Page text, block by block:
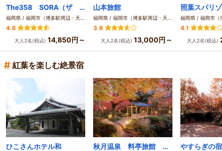
The358 SORA（ザ サンゴハチ ソラ）
福岡県 / 福岡市（博多駅周辺・天神周辺）
4.6
大人2名(税込) 14,850円～
山本旅館
福岡県 / 福岡市（博多駅周辺・天神周辺）
3.6
大人2名(税込) 13,000円～
照葉スパリ
4.1
大人2名(税込)
# 紅葉を楽しむ絶景宿
ひこさんホテル和 秋月温泉 料亭旅館 清流庵